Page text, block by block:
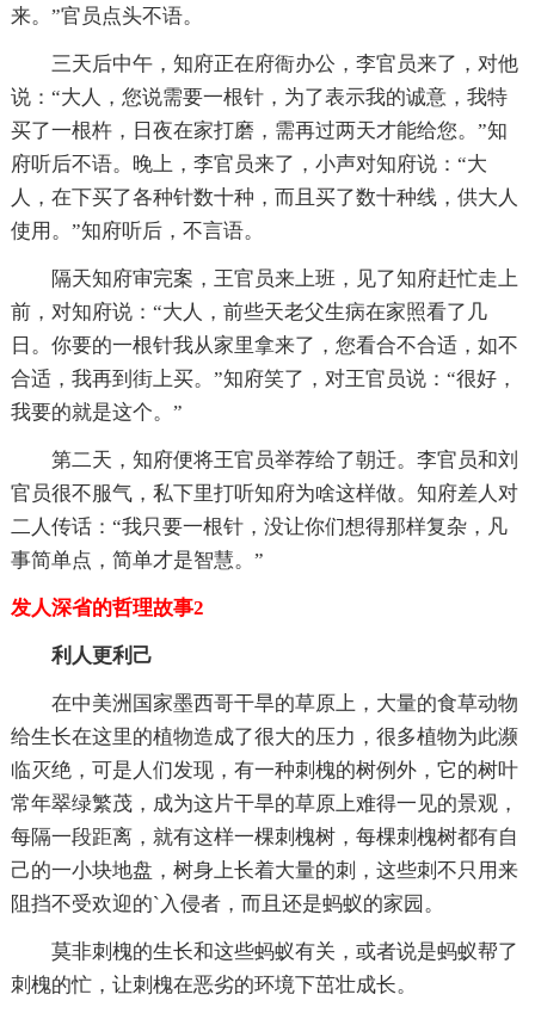
来。”官员点头不语。
三天后中午，知府正在府衙办公，李官员来了，对他
说：“大人，您说需要一根针，为了表示我的诚意，我特
买了一根杵，日夜在家打磨，需再过两天才能给您。”知
府听后不语。晚上，李官员来了，小声对知府说：“大
人，在下买了各种针数十种，而且买了数十种线，供大人
使用。”知府听后，不言语。
隔天知府审完案，王官员来上班，见了知府赶忙走上
前，对知府说：“大人，前些天老父生病在家照看了几
日。你要的一根针我从家里拿来了，您看合不合适，如不
合适，我再到街上买。”知府笑了，对王官员说：“很好，
我要的就是这个。”
第二天，知府便将王官员举荐给了朝迁。李官员和刘
官员很不服气，私下里打听知府为啥这样做。知府差人对
二人传话：“我只要一根针，没让你们想得那样复杂，凡
事简单点，简单才是智慧。”
发人深省的哲理故事2
利人更利己
在中美洲国家墨西哥干旱的草原上，大量的食草动物
给生长在这里的植物造成了很大的压力，很多植物为此濒
临灭绝，可是人们发现，有一种刺槐的树例外，它的树叶
常年翠绿繁茂，成为这片干旱的草原上难得一见的景观，
每隔一段距离，就有这样一棵刺槐树，每棵刺槐树都有自
己的一小块地盘，树身上长着大量的刺，这些刺不只用来
阻挡不受欢迎的`入侵者，而且还是蚂蚁的家园。
莫非刺槐的生长和这些蚂蚁有关，或者说是蚂蚁帮了
刺槐的忙，让刺槐在恶劣的环境下茁壮成长。